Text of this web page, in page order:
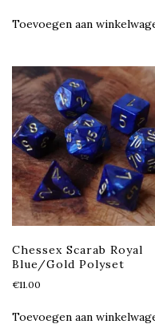
Toevoegen aan
Chessex Scarab Royal
Blue/Gold Polyset
€11.00
Toevoegen aan